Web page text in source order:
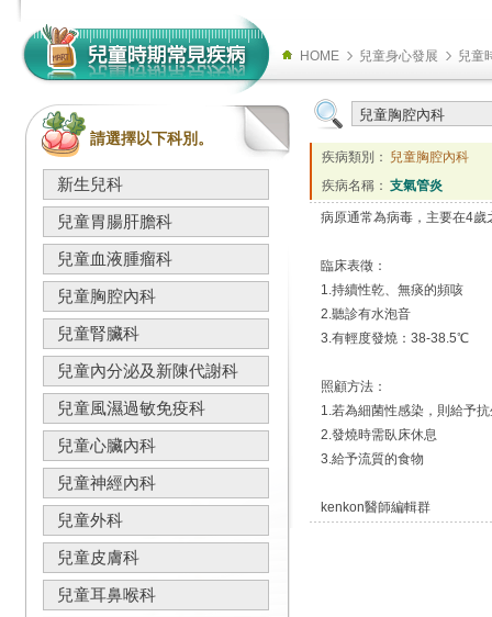
HOME 兒童身心發展 兒童
請選擇以下科別。
新生兒科
兒童胃腸肝膽科
兒童血液腫瘤科
兒童胸腔內科
兒童腎臟科
兒童內分泌及新陳代謝科
兒童風濕過敏免疫科
兒童心臟內科
兒童神經內科
兒童外科
兒童皮膚科
兒童耳鼻喉科
疾病類別： 兒童胸腔內科
疾病名稱： 支氣管炎
病原通常為病毒，主要在4
臨床表徵：
1.持續性乾、無痰的頻咳
2.聽診有水泡音
3.有輕度發燒：38-38.5℃
照顧方法：
1.若為細菌性感染，則給予
2.發燒時需臥床休息
3.給予流質的食物
kenkon醫師編輯群